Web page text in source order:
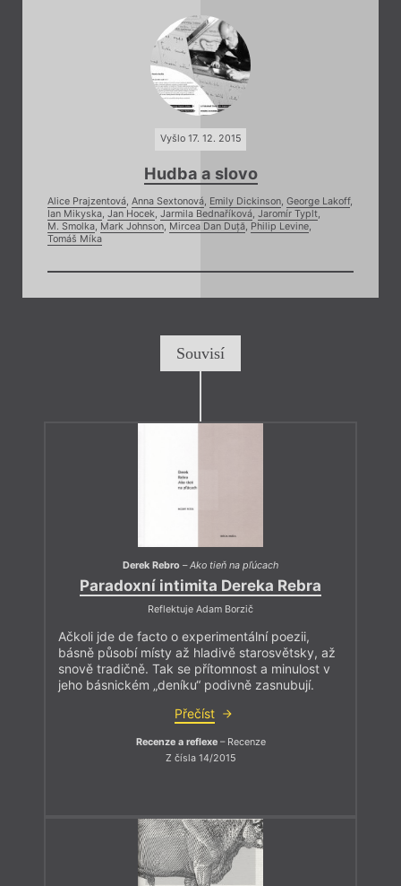
Vyšlo 17. 12. 2015
Hudba a slovo
Alice Prajzentová, Anna Sextonová, Emily Dickinson, George Lakoff,
Ian Mikyska, Jan Hocek, Jarmila Bednaříková, Jaromír Typlt,
M. Smolka, Mark Johnson, Mircea Dan Duță, Philip Levine,
Tomáš Míka
Souvisí
Derek Rebro –Ako tieň na pľúcach
Paradoxní intimita Dereka Rebra
Reflektuje Adam Borzič
Ačkoli jde de facto o experimentální poezii,
básně působí místy až hladivě starosvětsky, až
snově tradičně. Tak se přítomnost a minulost v
jeho básnickém „deníku“ podivně zasnubují.
Přečíst
Recenze a reflexe– Recenze
Z čísla 14/2015